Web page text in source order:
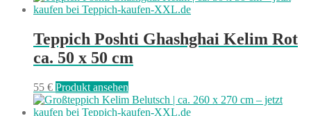
Teppich Poshti Ghashghai Kelim Rot
ca. 50 x 50 cm
55 € Produkt ansehen